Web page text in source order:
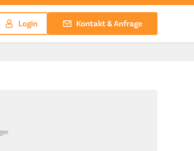
Login Kontakt & Anfrage